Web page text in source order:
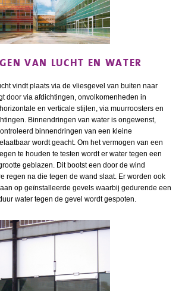
VAN LUCHT EN WATER
vindt plaats via de vliesgevel van buiten naar
door via afdichtingen, onvolkomenheden in
en verticale stijlen, via muurroosters en
Binnendringen van water is ongewenst,
binnendringen van een kleine
wordt geacht. Om het vermogen van een
te houden te testen wordt er water tegen een
geblazen. Dit bootst een door de wind
regen na die tegen de wand slaat. Er worden ook
op geïnstalleerde gevels waarbij gedurende een
water tegen de gevel wordt gespoten.